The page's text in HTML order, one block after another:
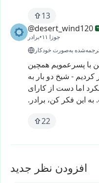
13
@desert_wind120
برادر•
۱۱ جوزا
به‌صورت خودکار
با پسرعمویم همچین
کردیم - شیخ دو بار به
اما دست از کارای
به این فکر کن، برادر.
22
افزودن نظر جدید